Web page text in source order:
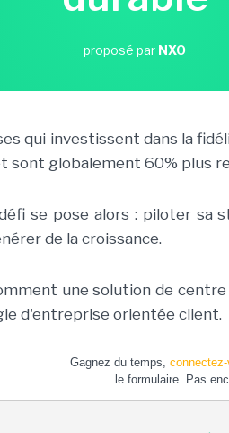
proposé par NXO
qui investissent dans la
sont globalement 60% plus
se pose alors : piloter
de la croissance.
une solution de
d'entreprise orientée client.
Gagnez du temps,
le formulaire. Pas